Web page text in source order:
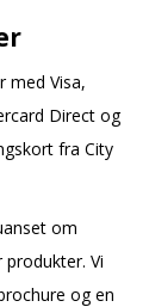
med Visa,
Direct og
fra City
om
Vi
og en